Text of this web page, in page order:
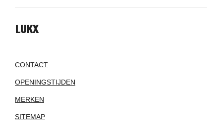
LUKX
CONTACT
OPENINGSTIJDEN
MERKEN
SITEMAP